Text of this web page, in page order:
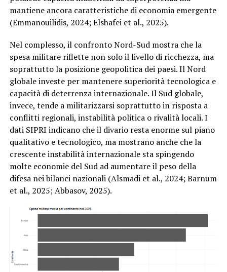
mantiene ancora caratteristiche di economia emergente
(Emmanouilidis, 2024; Elshafei et al., 2025).
Nel complesso, il confronto Nord-Sud mostra che la
spesa militare riflette non solo il livello di ricchezza, ma
soprattutto la posizione geopolitica dei paesi. Il Nord
globale investe per mantenere superiorità tecnologica e
capacità di deterrenza internazionale. Il Sud globale,
invece, tende a militarizzarsi soprattutto in risposta a
conflitti regionali, instabilità politica o rivalità locali. I
dati SIPRI indicano che il divario resta enorme sul piano
qualitativo e tecnologico, ma mostrano anche che la
crescente instabilità internazionale sta spingendo
molte economie del Sud ad aumentare il peso della
difesa nei bilanci nazionali (Alsmadi et al., 2024; Barnum
et al., 2025; Abbasov, 2025).